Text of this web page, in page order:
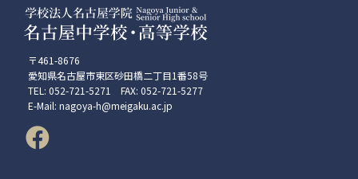
〒461-8676
愛知県名古屋市東区砂田橋二丁目1番58号
TEL: 052-721-5271 FAX: 052-721-5277
E-Mail: nagoya-h@meigaku.ac.jp